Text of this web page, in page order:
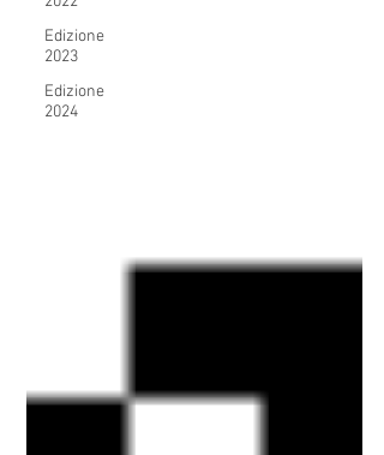
Edizione
2023
Edizione
2024